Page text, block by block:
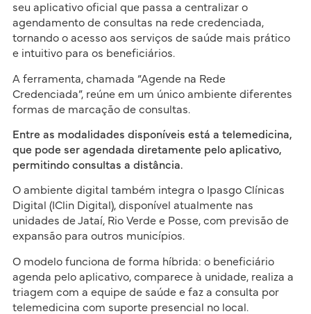
seu aplicativo oficial que passa a centralizar o
agendamento de consultas na rede credenciada,
tornando o acesso aos serviços de saúde mais prático
e intuitivo para os beneficiários.
A ferramenta, chamada “Agende na Rede
Credenciada”, reúne em um único ambiente diferentes
formas de marcação de consultas.
Entre as modalidades disponíveis está a telemedicina,
que pode ser agendada diretamente pelo aplicativo,
permitindo consultas a distância.
O ambiente digital também integra o Ipasgo Clínicas
Digital (IClin Digital), disponível atualmente nas
unidades de Jataí, Rio Verde e Posse, com previsão de
expansão para outros municípios.
O modelo funciona de forma híbrida: o beneficiário
agenda pelo aplicativo, comparece à unidade, realiza a
triagem com a equipe de saúde e faz a consulta por
telemedicina com suporte presencial no local.